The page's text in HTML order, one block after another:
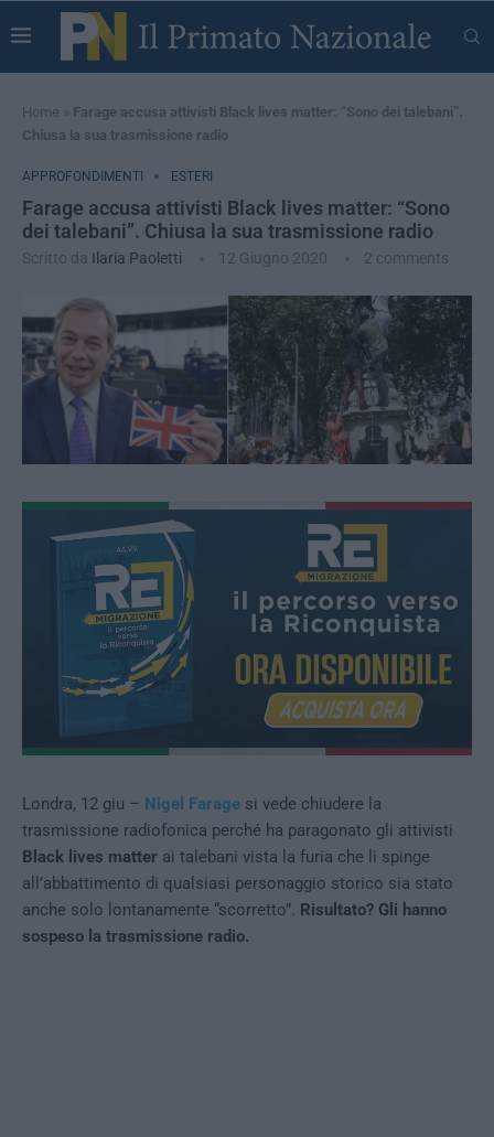
Home » Farage accusa attivisti Black lives matter: “Sono dei talebani”.
Chiusa la sua trasmissione radio
APPROFONDIMENTI ESTERI
Farage accusa attivisti Black lives matter: “Sono
dei talebani”. Chiusa la sua trasmissione radio
Scritto da Ilaria Paoletti 12 Giugno 2020 2 comments
Londra, 12 giu – Nigel Farage si vede chiudere la
trasmissione radiofonica perché ha paragonato gli attivisti
Black lives matter ai talebani vista la furia che li spinge
all’abbattimento di qualsiasi personaggio storico sia stato
anche solo lontanamente “scorretto”. Risultato? Gli hanno
sospeso la trasmissione radio.